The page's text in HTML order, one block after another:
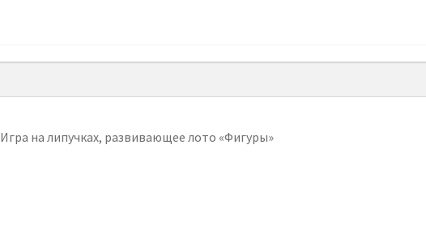
Игра на липучках, развивающее лото «Фигуры»